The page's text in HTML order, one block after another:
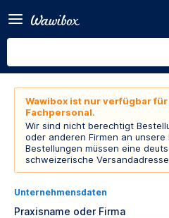
Wawibox ist nur verfügbar
Fachpersonal.
Wir sind nicht berechtigt
oder anderen Firmen an
Bestellungen müssen eine
schweizerische
Unternehmensdaten
Praxisname oder Firma